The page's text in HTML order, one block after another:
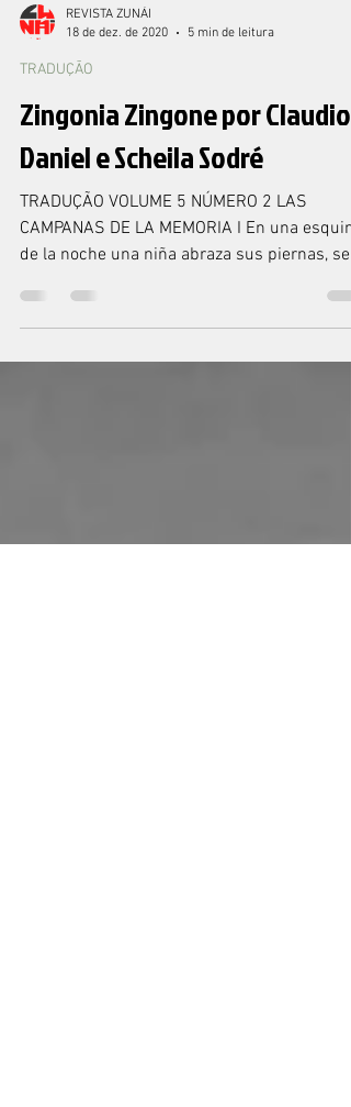
REVISTA ZUNÁI
18 de dez. de 2020
5 min de leitura
TRADUÇÃO
Zingonia Zingone por Claudio
Daniel e Scheila Sodré
TRADUÇÃO VOLUME 5 NÚMERO 2 LAS
CAMPANAS DE LA MEMORIA I En una esquina